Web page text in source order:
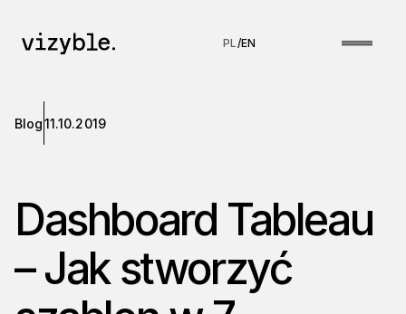
PL/EN
Blog11.10.2019
Dashboard Tableau
– Jak stworzyć